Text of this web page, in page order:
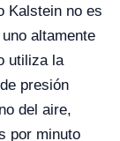
Kalstein no es
altamente
utiliza la
presión
del aire,
por minuto